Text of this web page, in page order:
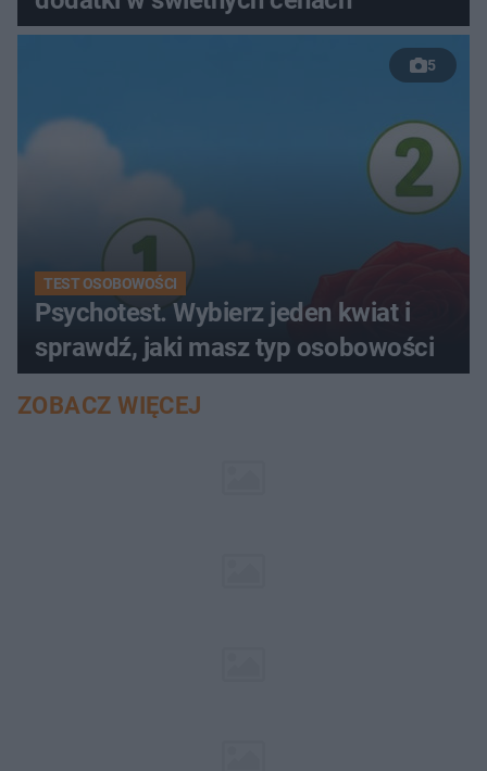
5
TEST OSOBOWOŚCI
Psychotest. Wybierz jeden kwiat i
sprawdź, jaki masz typ osobowości
ZOBACZ WIĘCEJ